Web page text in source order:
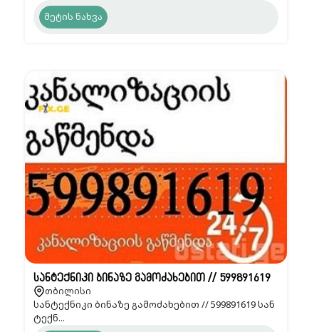
მეტის ნახვა
სანტექნიკი ბინაზე გამოძახებით // 599891619
თბილისი
სანტექნიკი ბინაზე გამოძახებით // 599891619 სან
ტექნ...